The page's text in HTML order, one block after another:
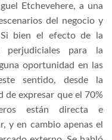
Etchevehere, a una
del negocio y
Si bien el efecto de la
perjudiciales para la
oportunidad en las
sentido, desde la
expresar que el 70%
están directa e
y en cambio apenas el